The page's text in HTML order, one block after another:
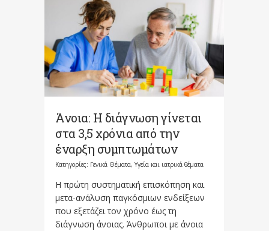
Άνοια: Η διάγνωση γίνεται
στα 3,5 χρόνια από την
έναρξη συμπτωμάτων
Κατηγορίες: Γενικά Θέματα, Υγεία και ιατρικά θέματα
Η πρώτη συστηματική επισκόπηση και
μετα-ανάλυση παγκόσμιων ενδείξεων
που εξετάζει τον χρόνο έως τη
διάγνωση άνοιας. Άνθρωποι με άνοια